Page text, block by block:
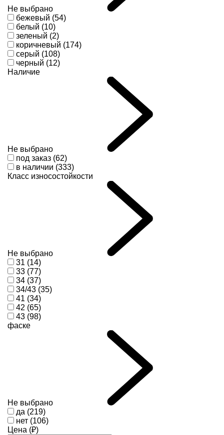
Не выбрано
бежевый (54)
белый (10)
зеленый (2)
коричневый (174)
серый (108)
черный (12)
Наличие
Не выбрано
под заказ (62)
в наличии (333)
Класс износостойкости
Не выбрано
31 (14)
33 (77)
34 (37)
34/43 (35)
41 (34)
42 (65)
43 (98)
фаске
Не выбрано
да (219)
нет (106)
Цена (₽)